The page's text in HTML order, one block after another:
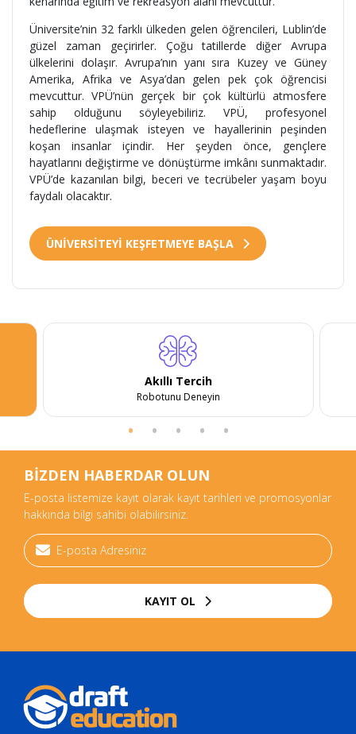
Üniversite’nin 32 farklı ülkeden gelen öğrencileri, Lublin’de
güzel zaman geçirirler. Çoğu tatillerde diğer Avrupa
ülkelerini dolaşır. Avrupa’nın yanı sıra Kuzey ve Güney
Amerika, Afrika ve Asya’dan gelen pek çok öğrencisi
mevcuttur. VPÜ’nün gerçek bir çok kültürlü atmosfere
sahip olduğunu söyleyebiliriz. VPÜ, profesyonel
hedeflerine ulaşmak isteyen ve hayallerinin peşinden
koşan insanlar içindir. Her şeyden önce, gençlere
hayatlarını değiştirme ve dönüştürme imkânı sunmaktadır.
VPÜ’de kazanılan bilgi, beceri ve tecrübeler yaşam boyu
faydalı olacaktır.
ÜNİVERSİTEYİ KEŞFETMEYE BAŞLA
Akıllı Tercih
Robotunu Deneyin
BİZDEN HABERDAR OLUN
E-posta listemize kayıt olarak kayıt tarihleri ve promosyonlar
hakkında bilgi sahibi olabilirsiniz.
KAYIT OL